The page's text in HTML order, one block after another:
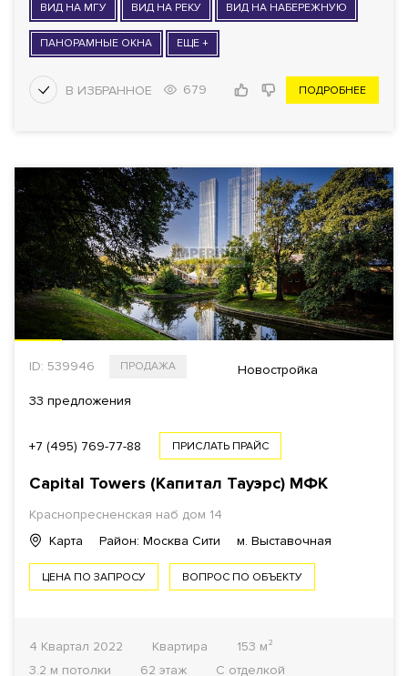
ВИД НА МГУ ВИД НА РЕКУ ВИД НА НАБЕРЕЖНУЮ
ПАНОРАМНЫЕ ОКНА ЕЩЕ +
679 ПОДРОБНЕЕ
ID: 539946 ПРОДАЖА Новостройка
33 предложения
+7 (495) 769-77-88 ПРИСЛАТЬ ПРАЙС
Capital Towers (Капитал Тауэрс) МФК
Краснопресненская наб дом 14
Карта
Район: Москва Сити м. Выставочная
ЦЕНА ПО ЗАПРОСУ ВОПРОС ПО ОБЪЕКТУ
4 Квартал 2022 Квартира
153 м²
3.2 м потолки
62 этаж С отделкой